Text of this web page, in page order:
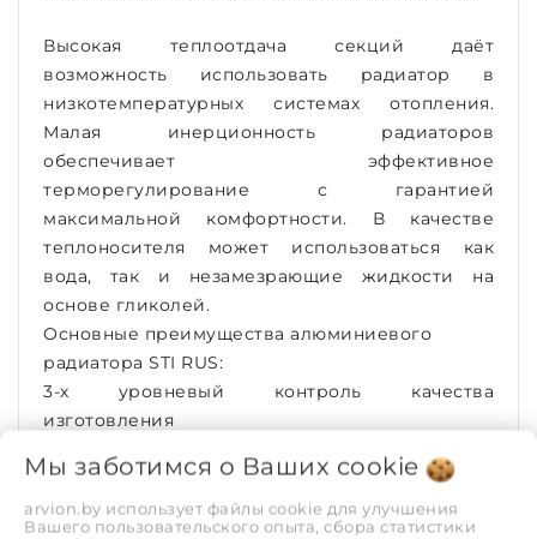
Высокая теплоотдача секций даёт
возможность использовать радиатор в
низкотемпературных системах отопления.
Малая инерционность радиаторов
обеспечивает эффективное
терморегулирование с гарантией
максимальной комфортности. В качестве
теплоносителя может использоваться как
вода, так и незамезрающие жидкости на
основе гликолей.
Основные преимущества алюминиевого
радиатора STI RUS:
3-х уровневый контроль качества
изготовления
Производство в РФ
Современная конструкция для эксплуатации в
Мы заботимся о Ваших cookie
arvion.by использует файлы cookie для улучшения
Вашего пользовательского опыта, сбора статистики